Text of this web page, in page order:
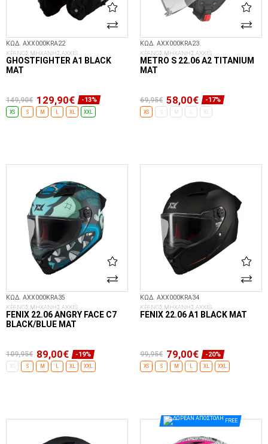
ΚΩΔ. AXX000KRA22
ΚΡΑΝΟΣ ΜΗΧΑΝΗΣ AXXIS
GHOSTFIGHTER A1 BLACK
MAT
149,90€ 129,90€ -13%
XS S M XL XXL
ΚΩΔ. AXX000KRA23
ΚΡΑΝΟΣ ΜΗΧΑΝΗΣ AXXIS
METRO S 22.06 A2 TITANIUM
MAT
69,95€ 58,00€ -17%
XS S XL
ΚΩΔ. AXX000KRA35
ΚΡΑΝΟΣ ΜΗΧΑΝΗΣ AXXIS
FENIX 22.06 ANGRY FACE C7
BLACK/BLUE MAT
109,95€ 89,00€ -19%
XS S M L XL XXL
ΚΩΔ. AXX000KRA34
ΚΡΑΝΟΣ ΜΗΧΑΝΗΣ AXXIS
FENIX 22.06 A1 BLACK MAT
99,95€ 79,00€ -20%
XS S M L XL XXL
FREE